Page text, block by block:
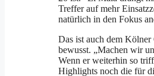
Treffer auf mehr
natürlich in den Fokus
Das ist auch dem Kölner
bewusst. „Machen wir
Wenn er weiterhin so
Highlights noch die für